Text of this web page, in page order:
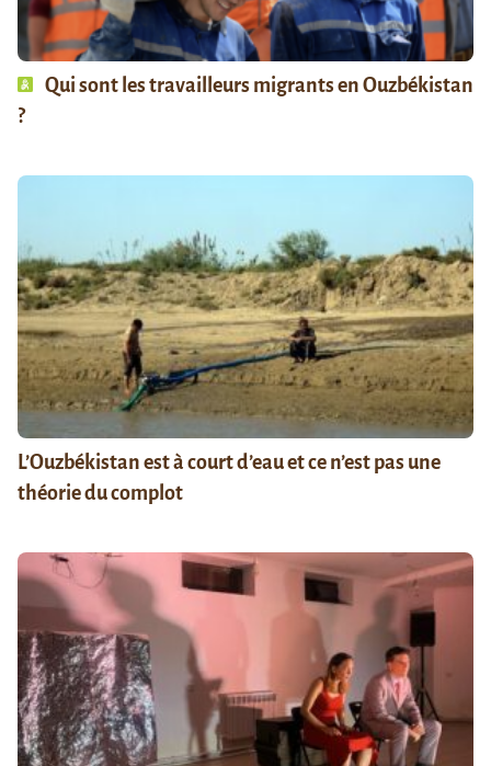
Qui sont les travailleurs migrants en Ouzbékistan
?
L’Ouzbékistan est à court d’eau et ce n’est pas une
théorie du complot